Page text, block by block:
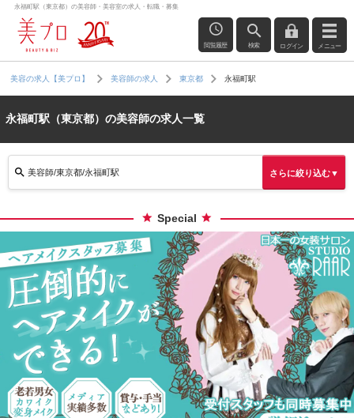
永福町駅（東京都）の美容師・美容室の求人・転職・募集
閲覧履歴 検索 ログイン メニュー
美容の求人【美プロ】 美容師の求人 東京都 永福町駅
永福町駅（東京都）の美容師の求人一覧
美容師/東京都/永福町駅 さらに絞り込む▼
Special